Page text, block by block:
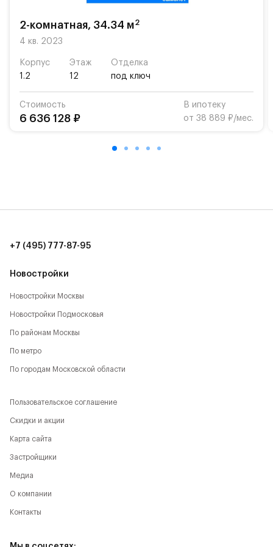
2-комнатная, 34.34 м2
4 кв. 2023
Корпус
1.2
Этаж
12
Отделка
под ключ
Стоимость
6 636 128 ₽
В ипотеку
от 38 889 ₽/мес.
Новостройки
Новостройки Москвы
Новостройки Подмосковья
По районам Москвы
По метро
По городам Московской области
+7 (495) 777-87-95
Пользовательское соглашение
Скидки и акции
Карта сайта
Застройщики
Медиа
О компании
Контакты